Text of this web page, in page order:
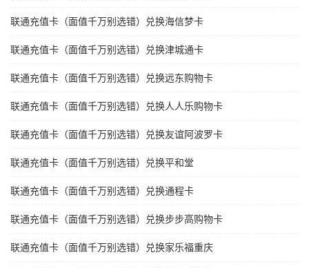
联通充值卡（面值千万别选错）兑换海信梦卡
联通充值卡（面值千万别选错）兑换津城通卡
联通充值卡（面值千万别选错）兑换远东购物卡
联通充值卡（面值千万别选错）兑换人人乐购物卡
联通充值卡（面值千万别选错）兑换友谊阿波罗卡
联通充值卡（面值千万别选错）兑换平和堂
联通充值卡（面值千万别选错）兑换通程卡
联通充值卡（面值千万别选错）兑换步步高购物卡
联通充值卡（面值千万别选错）兑换家乐福重庆